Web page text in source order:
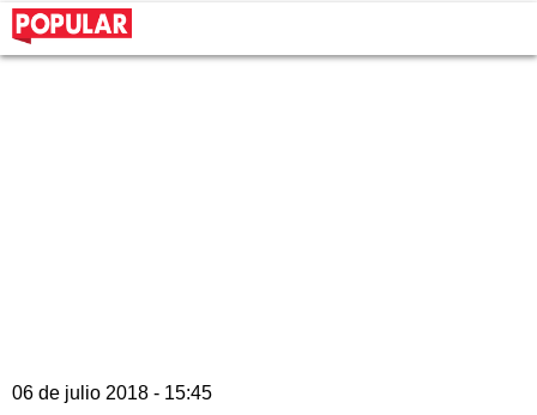
06 de julio 2018 - 15:45